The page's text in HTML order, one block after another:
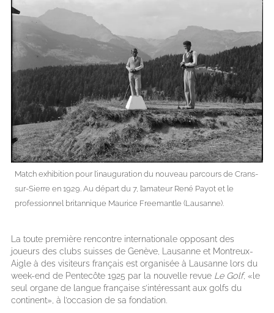
Match exhibition pour l’inauguration du nouveau parcours de Crans-
sur-Sierre en 1929. Au départ du 7, l’amateur René Payot et le
professionnel britannique Maurice Freemantle (Lausanne).
La toute première rencontre internationale opposant des
joueurs des clubs suisses de Genève, Lausanne et Montreux-
Aigle à des visiteurs français est organisée à Lausanne lors du
week-end de Pentecôte 1925 par la nouvelle revue Le Golf, «le
seul organe de langue française s’intéressant aux golfs du
continent», à l’occasion de sa fondation.